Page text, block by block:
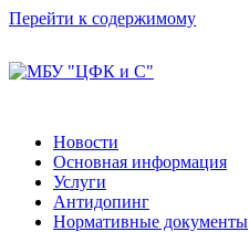
Перейти к содержимому
Новости
Основная информация
Услуги
Антидопинг
Нормативные документы